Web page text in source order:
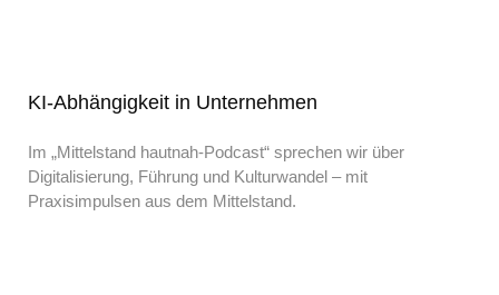
KI-Abhängigkeit in Unternehmen
Im „Mittelstand hautnah-Podcast“ sprechen wir über
Digitalisierung, Führung und Kulturwandel – mit
Praxisimpulsen aus dem Mittelstand.